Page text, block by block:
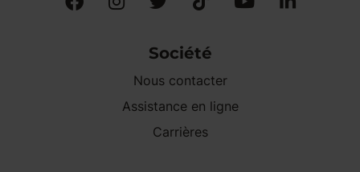
Société
Nous contacter
Assistance en ligne
Carrières